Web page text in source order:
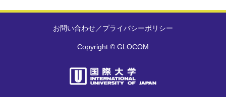
お問い合わせ／プライバシーポリシー
Copyright © GLOCOM